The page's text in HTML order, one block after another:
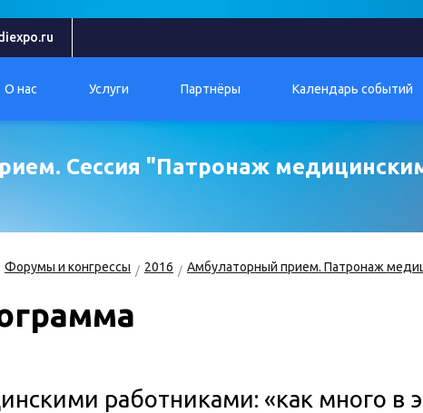
О нас Услуги Партнёры Календарь событий
Сессия "Патронаж
Форумы и конгрессы 2016
работниками: «как много в